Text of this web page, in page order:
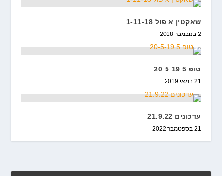
שאקטין א פול 1-11-18
2 בנובמבר 2018
טופ 5 20-5-19
21 במאי 2019
עדכונים 21.9.22
21 בספטמבר 2022